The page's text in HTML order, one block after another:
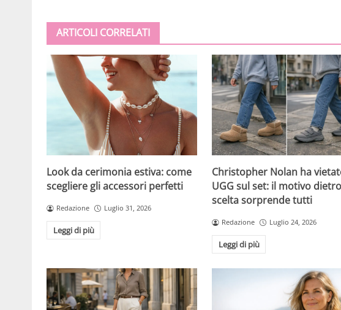
ARTICOLI CORRELATI
Look da cerimonia estiva: come
scegliere gli accessori perfetti
Redazione Luglio 31, 2026
Leggi di più
Christopher Nolan ha
UGG sul set: il motivo
scelta sorprende tutti
Redazione Luglio 24, 2026
Leggi di più